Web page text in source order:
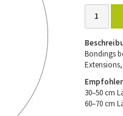
Bondings
30–50 cm
60–70 cm